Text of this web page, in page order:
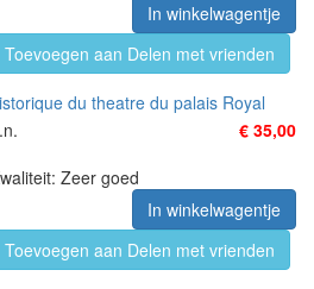
In winkelwagentje
Toevoegen aan Delen met vrienden
du theatre du palais Royal
€ 35,00
Zeer goed
In winkelwagentje
Toevoegen aan Delen met vrienden